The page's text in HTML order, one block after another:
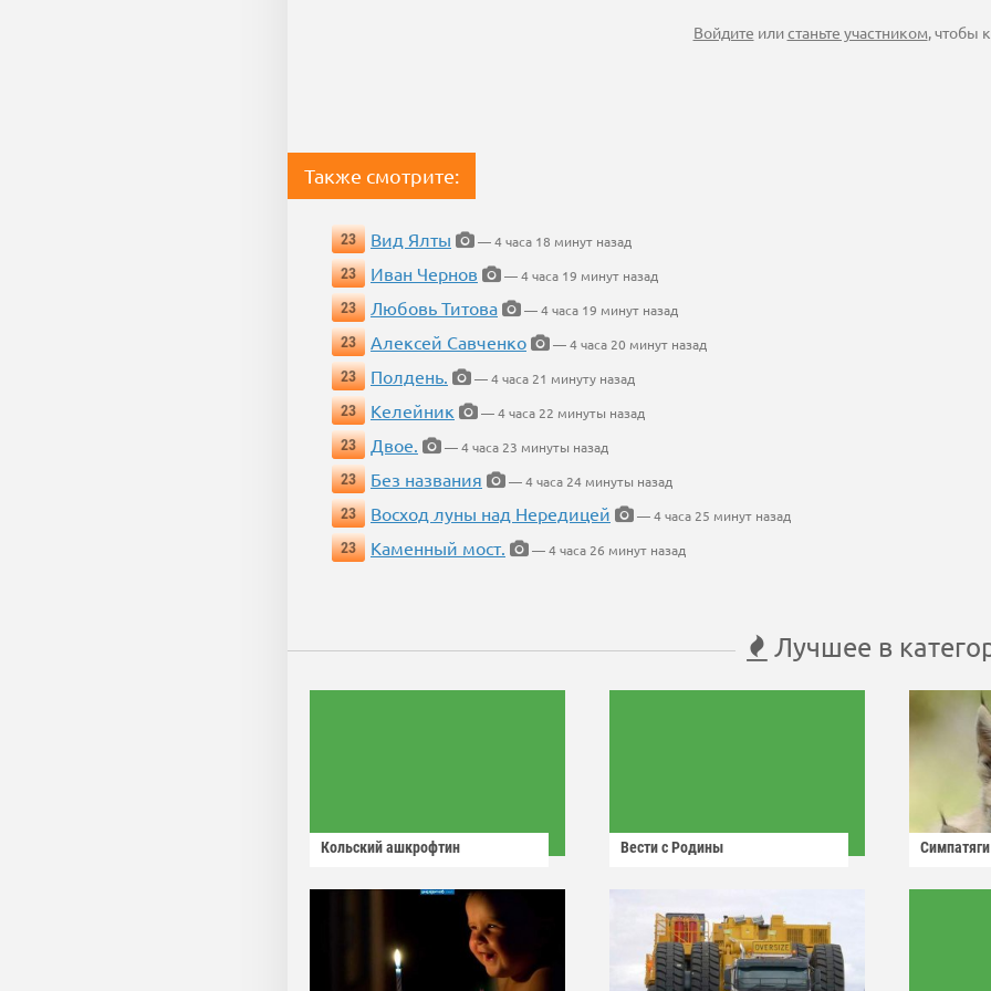
Войдите илистаньте участником, чтобы
Также смотрите:
23 Вид Ялты
— 4 часа 18 минут назад
23
Иван Чернов
— 4 часа 19 минут назад
23
Любовь Титова
— 4 часа 19 минут назад
23
Алексей Савченко
— 4 часа 20 минут назад
23
Полдень.
— 4 часа 21 минуту назад
23
Келейник
— 4 часа 22 минуты назад
23
Двое.
— 4 часа 23 минуты назад
23
Без названия
— 4 часа 24 минуты назад
23
Восход луны над Нередицей
— 4 часа 25 минут назад
23
Каменный мост. — 4 часа 26 минут назад
Лучшее в
Кольский ашкрофтин Вести с Родины Симпатяги